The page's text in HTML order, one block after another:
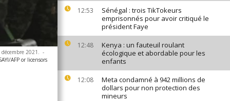
12:53
Sénégal : trois TikTokeurs
emprisonnés pour avoir critiqué le
président Faye
12:48
Kenya : un fauteuil roulant
écologique et abordable pour les
enfants
12:08
Meta condamné à 942 millions de
dollars pour non protection des
mineurs
2021. -
AFP or licensors